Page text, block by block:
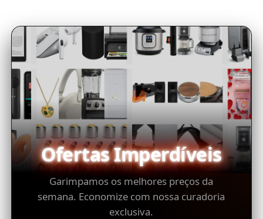
Ofertas Imperdíveis
Garimpamos os melhores preços da
semana. Economize com nossa curadoria
exclusiva.